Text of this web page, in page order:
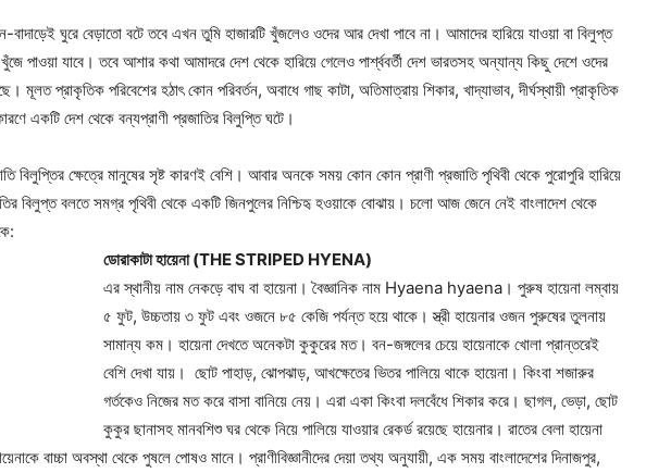
ঘুরে বেড়াতো বটে তবে এখন তুমি হাজারটি খুঁজলেও ওদের আর দেখা পাবে না। আমাদের হারিয়ে যাওয়া বা বিলুপ্ত
পাওয়া যাবে। তবে আশার কথা আমাদরে দেশ থেকে হারিয়ে গেলেও পার্শ্ববর্তী দেশ ভারতসহ অন্যান্য কিছু দেশে ওদের
মূলত প্রাকৃতিক পরিবেশের হঠাৎ কোন পরিবর্তন, অবাধে গাছ কাটা, অতিমাত্রায় শিকার, খাদ্যাভাব, দীর্ঘস্থায়ী প্রাকৃতিক
একটি দেশ থেকে বন্যপ্রাণী প্রজাতির বিলুপ্তি ঘটে।
বিলুপ্তির ক্ষেত্রে মানুষের সৃষ্ট কারণই বেশি। আবার অনকে সময় কোন কোন প্রাণী প্রজাতি পৃথিবী থেকে পুরোপুরি হারিয়ে
বিলুপ্ত বলতে সমগ্র পৃথিবী থেকে একটি জিনপুলের নিশ্চিহৃ হওয়াকে বোঝায়। চলো আজ জেনে নেই বাংলাদেশ থেকে
ডোরাকাটা হায়েনা (THE STRIPED HYENA)
এর স্থানীয় নাম নেকড়ে বাঘ বা হায়েনা। বৈজ্ঞানিক নাম Hyaena hyaena। পুরুষ হায়েনা লম্বায়
৫ ফুট, উচ্চতায় ৩ ফুট এবং ওজনে ৮৫ কেজি পর্যন্ত হয়ে থাকে। স্ত্রী হায়েনার ওজন পুরুষের তুলনায়
সামান্য কম। হায়েনা দেখতে অনেকটা কুকুরের মত। বন-জঙ্গলের চেয়ে হায়েনাকে খোলা প্রান্তরেই
বেশি দেখা যায়। ছোট পাহাড়, ঝোপঝাড়, আখক্ষেতের ভিতর পালিয়ে থাকে হায়েনা। কিংবা শজারুর
গর্তকেও নিজের মত করে বাসা বানিয়ে নেয়। এরা একা কিংবা দলবেঁধে শিকার করে। ছাগল, ভেড়া, ছোট
কুকুর ছানাসহ মানবশিশু ঘর থেকে নিয়ে পালিয়ে যাওয়ার রেকর্ড রয়েছে হায়েনার। রাতের বেলা হায়েনা
বাচ্চা অবস্থা থেকে পুষলে পোষও মানে। প্রাণীবিজ্ঞানীদের দেয়া তথ্য অনুযায়ী, এক সময় বাংলাদেশের দিনাজপুর,